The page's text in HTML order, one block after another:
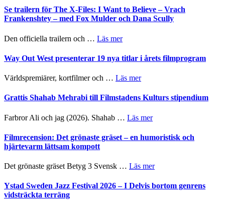
–
en
Se trailern för The X-Files: I Want to Believe – Vrach
Frankenshtey – med Fox Mulder och Dana Scully
Den officiella trailern och … Läs merom
trailern
The
X-
I
to
–
Fox
Mulder
Way Out West presenterar 19 nya titlar i årets filmprogram
Världspremiärer, kortfilmer och … Läs merom
Out
19
titlar
filmprogram
Grattis Shahab Mehrabi till Filmstadens Kulturs stipendium
Farbror Ali och jag (2026). Shahab … Läs merom
Shahab
Kulturs
Filmrecension: Det grönaste gräset – en humoristisk och
hjärtevarm lättsam kompott
Det grönaste gräset Betyg 3 Svensk … Läs merom
Det
grönaste
Ystad Sweden Jazz Festival 2026 – I Delvis bortom genrens
vidsträckta terräng